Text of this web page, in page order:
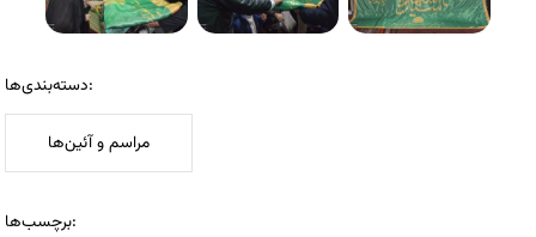
دسته‌بندی‌ها:
مراسم و آئین‌ها
برچسب‌ها: